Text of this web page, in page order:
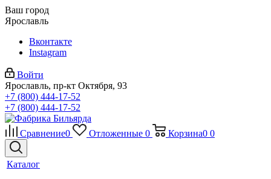
Ваш город
Ярославль
Вконтакте
Instagram
Войти
Ярославль, пр-кт Октября, 93
+7 (800) 444-17-52
+7 (800) 444-17-52
Сравнение0 Отложенные 0 Корзина0 0
Каталог